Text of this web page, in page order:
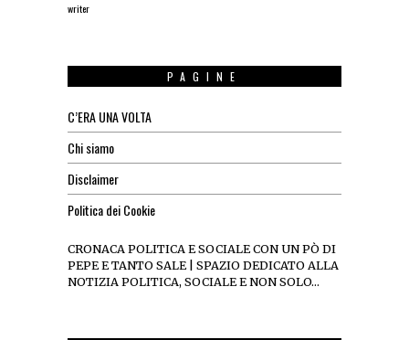
writer
PAGINE
C’ERA UNA VOLTA
Chi siamo
Disclaimer
Politica dei Cookie
CRONACA POLITICA E SOCIALE CON UN PÒ DI
PEPE E TANTO SALE | SPAZIO DEDICATO ALLA
NOTIZIA POLITICA, SOCIALE E NON SOLO…